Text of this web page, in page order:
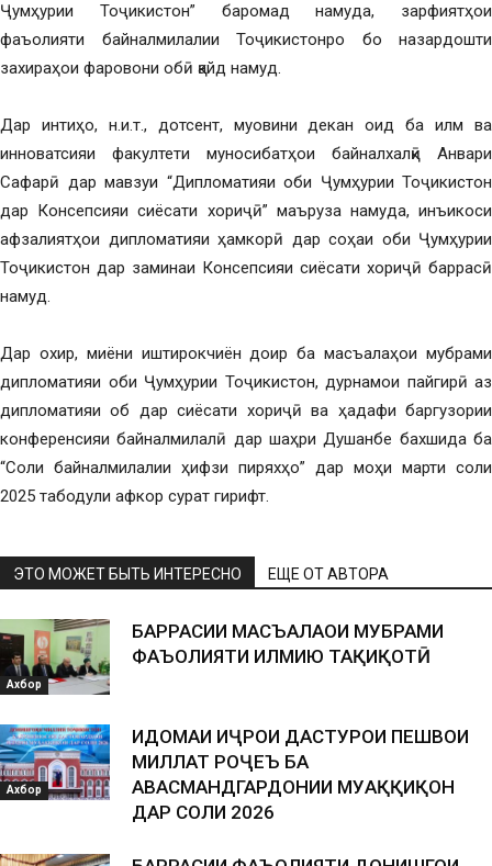
Ҷумҳурии Тоҷикистон” баромад намуда, зарфиятҳои
фаъолияти байналмилалии Тоҷикистонро бо назардошти
захираҳои фаровони обӣ қайд намуд.
Дар интиҳо, н.и.т., дотсент, муовини декан оид ба илм ва
инноватсияи факултети муносибатҳои байналхалқӣ Анвари
Сафарӣ дар мавзуи “Дипломатияи оби Ҷумҳурии Тоҷикистон
дар Консепсияи сиёсати хориҷӣ” маъруза намуда, инъикоси
афзалиятҳои дипломатияи ҳамкорӣ дар соҳаи оби Ҷумҳурии
Тоҷикистон дар заминаи Консепсияи сиёсати хориҷӣ баррасӣ
намуд.
Дар охир, миёни иштирокчиён доир ба масъалаҳои мубрами
дипломатияи оби Ҷумҳурии Тоҷикистон, дурнамои пайгирӣ аз
дипломатияи об дар сиёсати хориҷӣ ва ҳадафи баргузории
конференсияи байналмилалӣ дар шаҳри Душанбе бахшида ба
“Соли байналмилалии ҳифзи пиряхҳо” дар моҳи марти соли
2025 табодули афкор сурат гирифт.
ЭТО МОЖЕТ БЫТЬ ИНТЕРЕСНО ЕЩЕ ОТ АВТОРА
Ахбор
БАРРАСИИ МАСЪАЛАҲОИ МУБРАМИ
ФАЪОЛИЯТИ ИЛМИЮ ТАҲҚИҚОТӢ
Ахбор
ИДОМАИ ИҶРОИ ДАСТУРҲОИ ПЕШВОИ
МИЛЛАТ РОҶЕЪ БА
ҲАВАСМАНДГАРДОНИИ МУҲАҚҚИҚОН
ДАР СОЛИ 2026